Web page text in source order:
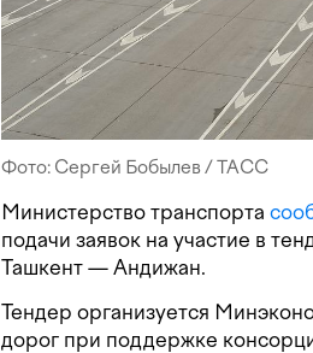
Фото: Сергей Бобылев / ТАСС
Министерство транспорта
подачи заявок на участие в
Ташкент — Андижан.
Тендер организуется
дорог при поддержке